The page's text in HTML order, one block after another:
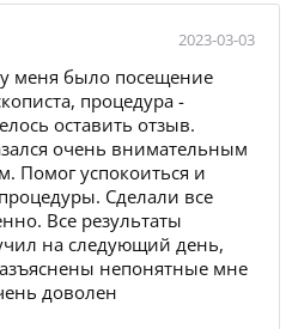
2023-03-03
меня было посещение
процедура -
оставить отзыв.
очень внимательным
Помог успокоиться и
Сделали все
Все результаты
на следующий день,
непонятные мне
доволен